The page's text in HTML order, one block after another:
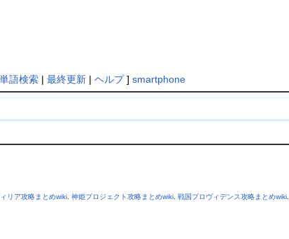
単語検索| 最終更新| ヘルプ] smartphone
リア攻略まとめwiki. 神姫プロジェクト攻略まとめwiki. 戦国プロヴィデンス攻略まとめwiki.